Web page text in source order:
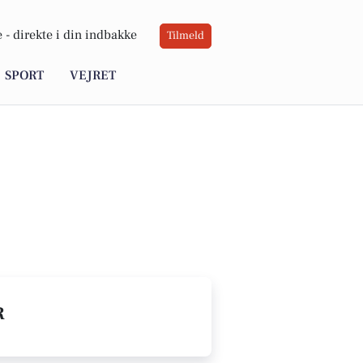
- direkte i din indbakke Tilmeld
SPORT VEJRET